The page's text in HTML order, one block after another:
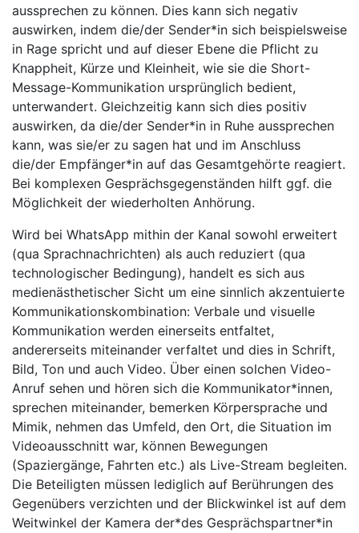
aussprechen zu können. Dies kann sich negativ
auswirken, indem die/der Sender*in sich beispielsweise
in Rage spricht und auf dieser Ebene die Pflicht zu
Knappheit, Kürze und Kleinheit, wie sie die Short-
Message-Kommunikation ursprünglich bedient,
unterwandert. Gleichzeitig kann sich dies positiv
auswirken, da die/der Sender*in in Ruhe aussprechen
kann, was sie/er zu sagen hat und im Anschluss
die/der Empfänger*in auf das Gesamtgehörte reagiert.
Bei komplexen Gesprächsgegenständen hilft ggf. die
Möglichkeit der wiederholten Anhörung.
Wird bei WhatsApp mithin der Kanal sowohl erweitert
(qua Sprachnachrichten) als auch reduziert (qua
technologischer Bedingung), handelt es sich aus
medienästhetischer Sicht um eine sinnlich akzentuierte
Kommunikationskombination: Verbale und visuelle
Kommunikation werden einerseits entfaltet,
andererseits miteinander verfaltet und dies in Schrift,
Bild, Ton und auch Video. Über einen solchen Video-
Anruf sehen und hören sich die Kommunikator*innen,
sprechen miteinander, bemerken Körpersprache und
Mimik, nehmen das Umfeld, den Ort, die Situation im
Videoausschnitt war, können Bewegungen
(Spaziergänge, Fahrten etc.) als Live-Stream begleiten.
Die Beteiligten müssen lediglich auf Berührungen des
Gegenübers verzichten und der Blickwinkel ist auf dem
Weitwinkel der Kamera der*des Gesprächspartner*in